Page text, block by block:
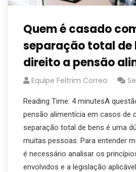
Quem é casado
separação total de
direito a pensão
Equipe Feltrim Correa
Reading Time: 4 minutesA
pensão alimentícia em casos de
separação total de bens é uma
muitas pessoas. Para entender
é necessário analisar os
envolvidos e a legislação